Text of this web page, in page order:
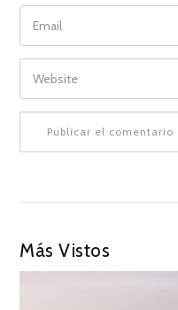
EMAIL
WEBSITE
Más Vistos